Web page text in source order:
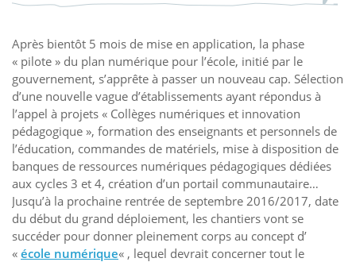
Après bientôt 5 mois de mise en application, la phase
« pilote » du plan numérique pour l’école, initié par le
gouvernement, s’apprête à passer un nouveau cap. Sélection
d’une nouvelle vague d’établissements ayant répondus à
l’appel à projets « Collèges numériques et innovation
pédagogique », formation des enseignants et personnels de
l’éducation, commandes de matériels, mise à disposition de
banques de ressources numériques pédagogiques dédiées
aux cycles 3 et 4, création d’un portail communautaire…
Jusqu’à la prochaine rentrée de septembre 2016/2017, date
du début du grand déploiement, les chantiers vont se
succéder pour donner pleinement corps au concept d’
« école numérique« , lequel devrait concerner tout le